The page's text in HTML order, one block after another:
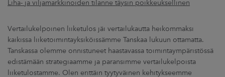
Liha- ja viljamarkkinoiden tilanne täysin poikkeuksellinen
Vertailukelpoinen liiketulos jäi vertailukautta heikommaksi
kaikissa liiketoimintayksiköissämme Tanskaa lukuun ottamatta.
Tanskassa olemme onnistuneet haastavassa toimintaympäristössä
edistämään strategiaamme ja paransimme vertailukelpoista
liiketulostamme. Olen erittäin tyytyväinen kehitykseemme